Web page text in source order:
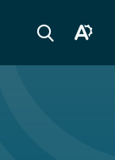
Ouvrir
Ouvrir